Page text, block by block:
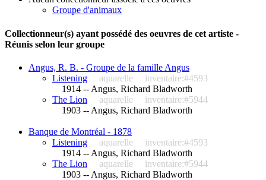
Groupe d'animaux
Collectionneur(s) ayant possédé des oeuvres de cet artiste -
Réunis selon leur groupe
Angus, R. B. - Groupe de la famille Angus
Listening
aquarelle
inventaire:#4593
1914 -- Angus, Richard Bladworth
The Lion
aquarelle
inventaire:#5944
1903 -- Angus, Richard Bladworth
Banque de Montréal - 1878
Listening
aquarelle
inventaire:#4593
1914 -- Angus, Richard Bladworth
The Lion
aquarelle
inventaire:#5944
1903 -- Angus, Richard Bladworth